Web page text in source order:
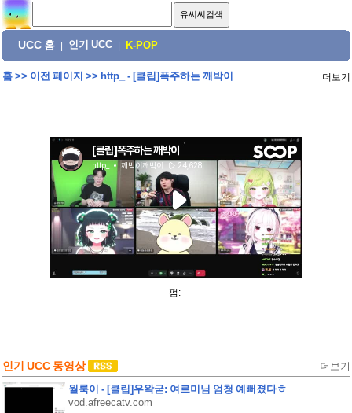
UCC 홈 인기 UCC K-POP
홈>> 이전 페이지 >> http_ - [클립]폭주하는 깨박이 더보기
펌:
인기 UCC 동영상 더보기
월룩이 - [클립]우왁굳: 여르미님 엄청 예뻐졌다ㅎ
vod.afreecatv.com